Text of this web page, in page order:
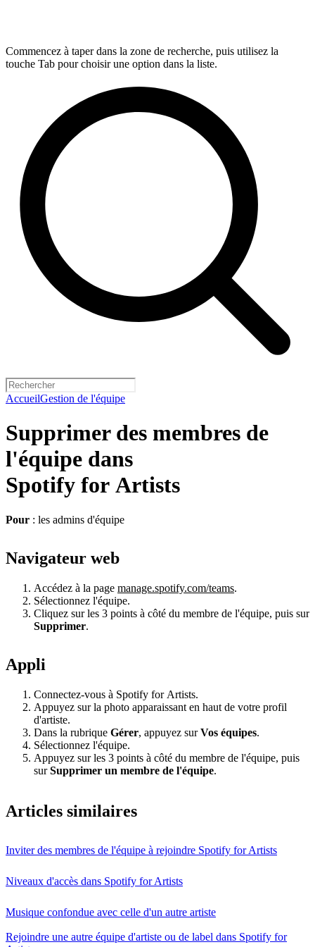
Commencez à taper dans la zone de recherche, puis utilisez la
touche Tab pour choisir une option dans la liste.
AccueilGestion de l'équipe
Supprimer des membres de
l'équipe dans
Spotify for Artists
Pour : les admins d'équipe
Navigateur web
Accédez à la page manage.spotify.com/teams.
Sélectionnez l'équipe.
Cliquez sur les 3 points à côté du membre de l'équipe, puis sur
Supprimer.
Appli
Connectez-vous à Spotify for Artists.
Appuyez sur la photo apparaissant en haut de votre profil
d'artiste.
Dans la rubrique Gérer, appuyez surVos équipes.
Sélectionnez l'équipe.
Appuyez sur les 3 points à côté du membre de l'équipe, puis
surSupprimer un membre de l'équipe.
Articles similaires
Inviter des membres de l'équipe à rejoindre Spotify for Artists
Niveaux d'accès dans Spotify for Artists
Musique confondue avec celle d'un autre artiste
Rejoindre une autre équipe d'artiste ou de label dans Spotify for